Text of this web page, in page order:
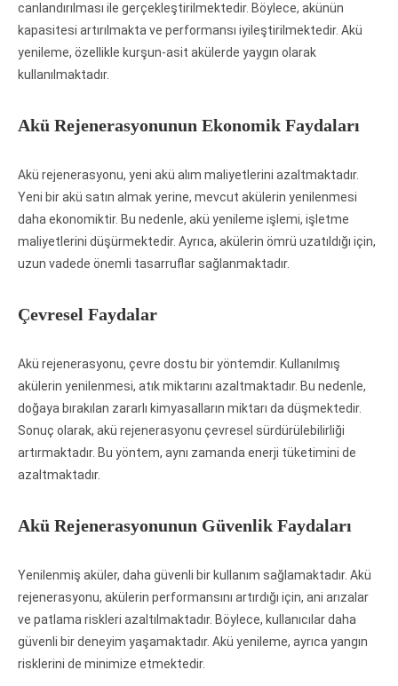
canlandırılması ile gerçekleştirilmektedir. Böylece, akünün
kapasitesi artırılmakta ve performansı iyileştirilmektedir. Akü
yenileme, özellikle kurşun-asit akülerde yaygın olarak
kullanılmaktadır.
Akü Rejenerasyonunun Ekonomik Faydaları
Akü rejenerasyonu, yeni akü alım maliyetlerini azaltmaktadır.
Yeni bir akü satın almak yerine, mevcut akülerin yenilenmesi
daha ekonomiktir. Bu nedenle, akü yenileme işlemi, işletme
maliyetlerini düşürmektedir. Ayrıca, akülerin ömrü uzatıldığı için,
uzun vadede önemli tasarruflar sağlanmaktadır.
Çevresel Faydalar
Akü rejenerasyonu, çevre dostu bir yöntemdir. Kullanılmış
akülerin yenilenmesi, atık miktarını azaltmaktadır. Bu nedenle,
doğaya bırakılan zararlı kimyasalların miktarı da düşmektedir.
Sonuç olarak, akü rejenerasyonu çevresel sürdürülebilirliği
artırmaktadır. Bu yöntem, aynı zamanda enerji tüketimini de
azaltmaktadır.
Akü Rejenerasyonunun Güvenlik Faydaları
Yenilenmiş aküler, daha güvenli bir kullanım sağlamaktadır. Akü
rejenerasyonu, akülerin performansını artırdığı için, ani arızalar
ve patlama riskleri azaltılmaktadır. Böylece, kullanıcılar daha
güvenli bir deneyim yaşamaktadır. Akü yenileme, ayrıca yangın
risklerini de minimize etmektedir.